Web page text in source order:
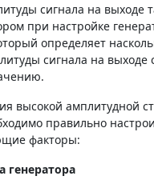
сигнала на выходе
при настройке
определяет
сигнала на выходе
высокой амплитудной
правильно
факторы:
генератора